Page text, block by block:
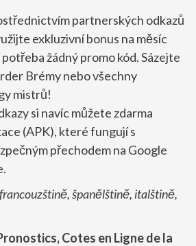
partnerských odkazů
exkluzivní bonus na měsíc
žádný promo kód. Sázejte
Brémy nebo všechny
mistrů!
si navíc můžete zdarma
(APK), které fungují s
přechodem na Google
španělštině, italštině,
Cotes en Ligne de la